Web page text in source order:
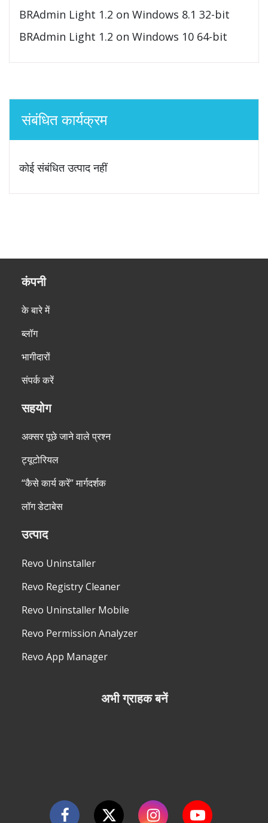
BRAdmin Light 1.2 on Windows 8.1 32-bit
BRAdmin Light 1.2 on Windows 10 64-bit
संबंधित कार्यक्रम
कोई संबंधित उत्पाद नहीं
कंपनी
के बारे में
ब्लॉग
भागीदारों
संपर्क करें
सहयोग
अक्सर पूछे जाने वाले प्रश्न
ट्यूटोरियल
“कैसे कार्य करें” मार्गदर्शक
लॉग डेटाबेस
उत्पाद
Revo Uninstaller
Revo Registry Cleaner
Revo Uninstaller Mobile
Revo Permission Analyzer
Revo App Manager
अभी ग्राहक बनें